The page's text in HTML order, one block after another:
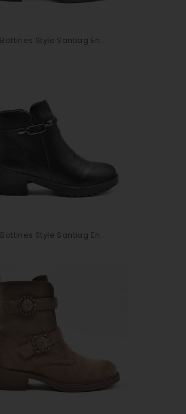
Bottines Style Santiag En...
Bottines Style Santiag En...